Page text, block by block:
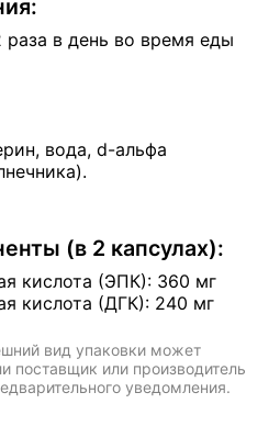
раза в день во время еды
вода, d-альфа
(в 2 капсулах):
кислота (ЭПК): 360 мг
кислота (ДГК): 240 мг
вид упаковки может
поставщик или производитель
уведомления.